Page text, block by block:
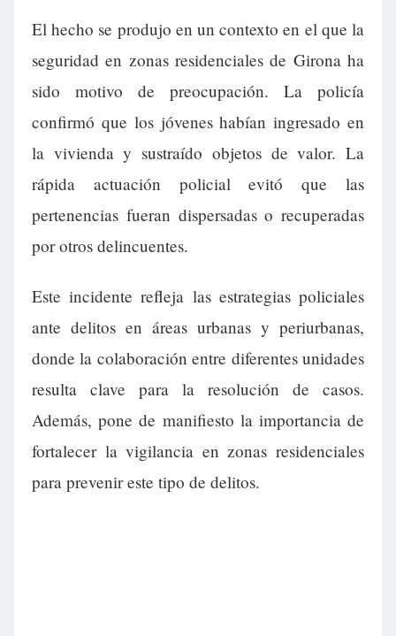
El hecho se produjo en un contexto en el que la
seguridad en zonas residenciales de Girona ha
sido motivo de preocupación. La policía
confirmó que los jóvenes habían ingresado en
la vivienda y sustraído objetos de valor. La
rápida actuación policial evitó que las
pertenencias fueran dispersadas o recuperadas
por otros delincuentes.
Este incidente refleja las estrategias policiales
ante delitos en áreas urbanas y periurbanas,
donde la colaboración entre diferentes unidades
resulta clave para la resolución de casos.
Además, pone de manifiesto la importancia de
fortalecer la vigilancia en zonas residenciales
para prevenir este tipo de delitos.